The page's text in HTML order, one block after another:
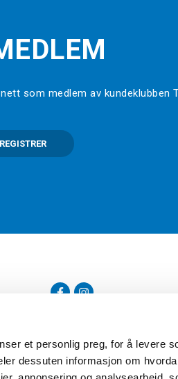
et personlig preg, for å levere
dessuten informasjon om
som medlem av kundeklubben
REGISTRER
Torshov Sport har over 90 års
klubbhandel. Torshov Sport har
Drammen, Sandvika Storsenter